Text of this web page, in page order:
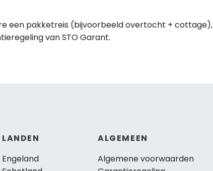
een pakketreis (bijvoorbeeld overtocht + cottage),
van STO Garant.
LANDEN
Engeland
ALGEMEEN
Algemene voorwaarden